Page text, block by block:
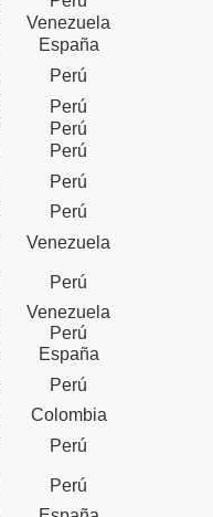
Venezuela
España
Perú
Perú
Perú
Perú
Perú
Perú
Venezuela
Perú
Venezuela
Perú
España
Perú
Colombia
Perú
Perú